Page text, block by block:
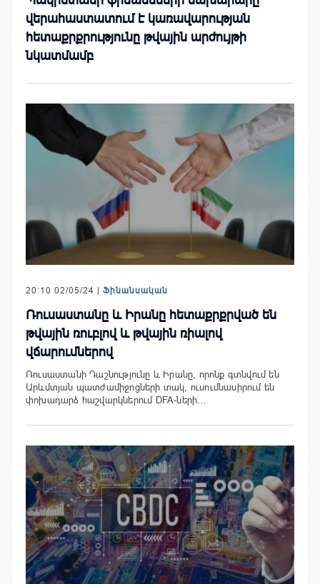
վերահաստատում է կառավարության
հետաքրքրությունը թվային արժույթի
նկատմամբ
20:10 02/05/24 | Ֆինանսական
Ռուսաստանը և Իրանը հետաքրքրված են
թվային ռուբլով և թվային ռիալով
վճարումներով
Ռուսաստանի Դաշնությունը և Իրանը, որոնք գտնվում են
Արևմտյան պատժամիջոցների տակ, ուսումնասիրում են
փոխադարձ հաշվարկներում DFA-ների…